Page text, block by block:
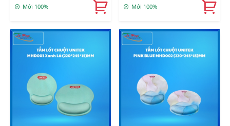
Mới 100% Mới 100%